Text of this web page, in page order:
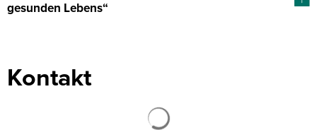
gesunden Lebens“
Kontakt